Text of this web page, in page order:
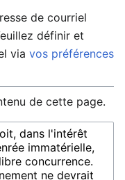
de courriel
définir et
via vos préférences
de cette page.